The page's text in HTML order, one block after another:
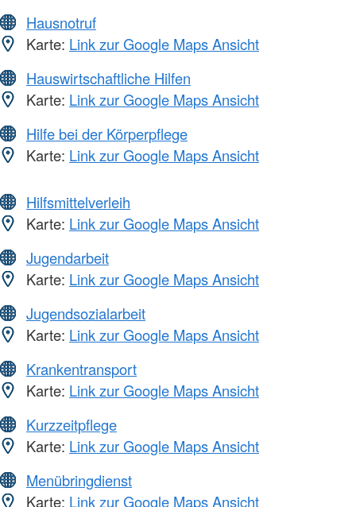
Hausnotruf
Karte: Link zur Google Maps Ansicht
Hauswirtschaftliche Hilfen
Karte: Link zur Google Maps Ansicht
Hilfe bei der Körperpflege
Karte: Link zur Google Maps Ansicht
Hilfsmittelverleih
Karte: Link zur Google Maps Ansicht
Jugendarbeit
Karte: Link zur Google Maps Ansicht
Jugendsozialarbeit
Karte: Link zur Google Maps Ansicht
Krankentransport
Karte: Link zur Google Maps Ansicht
Kurzzeitpflege
Karte: Link zur Google Maps Ansicht
Menübringdienst
Karte: Link zur Google Maps Ansicht